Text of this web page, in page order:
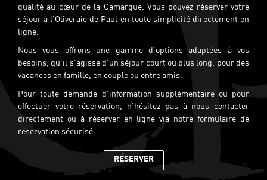
qualité au cœur de la Camargue. Vous pouvez réserver votre
séjour à l'Oliveraie de Paul en toute simplicité directement en
ligne.
Nous vous offrons une gamme d'options adaptées à vos
besoins, qu’il s’agisse d’un séjour court ou plus long, pour des
vacances en famille, en couple ou entre amis.
Pour toute demande d’information supplémentaire ou pour
effectuer votre réservation, n’hésitez pas à nous contacter
directement ou à réserver en ligne via notre formulaire de
réservation sécurisé.
RÉSERVER